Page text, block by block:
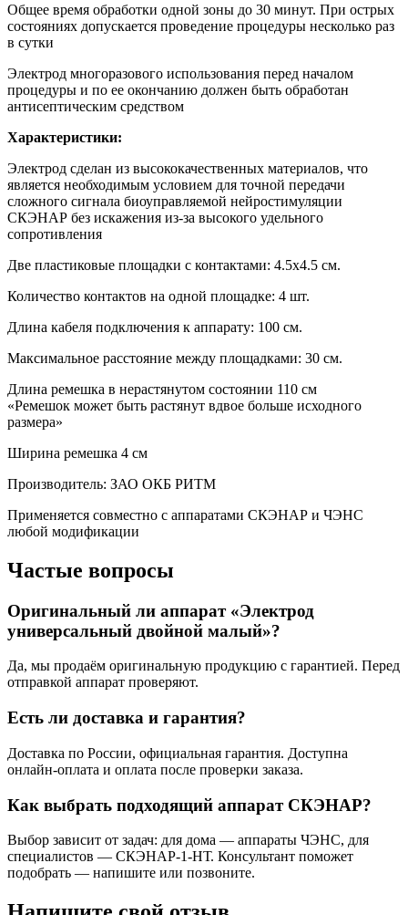
Общее время обработки одной зоны до 30 минут. При острых
состояниях допускается проведение процедуры несколько раз
в сутки
Электрод многоразового использования перед началом
процедуры и по ее окончанию должен быть обработан
антисептическим средством
Характеристики:
Электрод сделан из высококачественных материалов, что
является необходимым условием для точной передачи
сложного сигнала биоуправляемой нейростимуляции
СКЭНАР без искажения из-за высокого удельного
сопротивления
Две пластиковые площадки с контактами: 4.5х4.5 см.
Количество контактов на одной площадке: 4 шт.
Длина кабеля подключения к аппарату: 100 см.
Максимальное расстояние между площадками: 30 см.
Длина ремешка в нерастянутом состоянии 110 см
«Ремешок может быть растянут вдвое больше исходного
размера»
Ширина ремешка 4 см
Производитель: ЗАО ОКБ РИТМ
Применяется совместно с аппаратами СКЭНАР и ЧЭНС
любой модификации
Частые вопросы
Оригинальный ли аппарат «Электрод
универсальный двойной малый»?
Да, мы продаём оригинальную продукцию с гарантией. Перед
отправкой аппарат проверяют.
Есть ли доставка и гарантия?
Доставка по России, официальная гарантия. Доступна
онлайн-оплата и оплата после проверки заказа.
Как выбрать подходящий аппарат СКЭНАР?
Выбор зависит от задач: для дома — аппараты ЧЭНС, для
специалистов — СКЭНАР-1-НТ. Консультант поможет
подобрать — напишите или позвоните.